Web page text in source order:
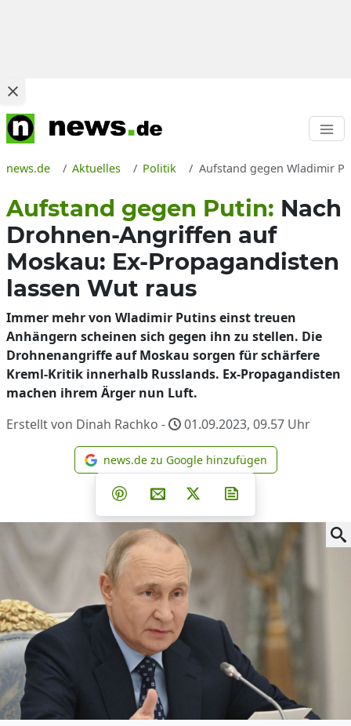
news.de Aktuelles Politik Aufstand gegen Wladimir
Aufstand gegen Putin: Nach
Drohnen-Angriffen auf
Moskau: Ex-Propagandisten
lassen Wut raus
Immer mehr von Wladimir Putins einst treuen
Anhängern scheinen sich gegen ihn zu stellen. Die
Drohnenangriffe auf Moskau sorgen für schärfere
Kreml-Kritik innerhalb Russlands. Ex-Propagandisten
machen ihrem Ärger nun Luft.
Erstellt von Dinah Rachko -
01.09.2023, 09.57 Uhr
news.de zu Google
news.de zu Google hinzufügen
Teilen auf Facebook
Teilen auf Whatsapp
Teilen auf Telegram
Teilen auf Pinterest
Per E-Mail teilen
Post auf X